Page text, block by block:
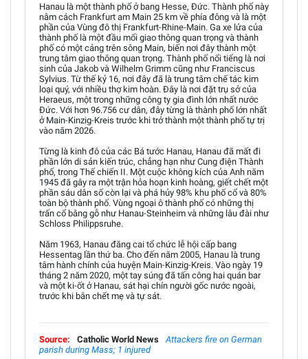
Hanau là một thành phố ở bang Hesse, Đức. Thành phố này
nằm cách Frankfurt am Main 25 km về phía đông và là một
phần của Vùng đô thị Frankfurt-Rhine-Main. Ga xe lửa của
thành phố là một đầu mối giao thông quan trọng và thành
phố có một cảng trên sông Main, biến nơi đây thành một
trung tâm giao thông quan trọng. Thành phố nổi tiếng là nơi
sinh của Jakob và Wilhelm Grimm cũng như Franciscus
Sylvius. Từ thế kỷ 16, nơi đây đã là trung tâm chế tác kim
loại quý, với nhiều thợ kim hoàn. Đây là nơi đặt trụ sở của
Heraeus, một trong những công ty gia đình lớn nhất nước
Đức. Với hơn 96.756 cư dân, đây từng là thành phố lớn nhất
ở Main-Kinzig-Kreis trước khi trở thành một thành phố tự trị
vào năm 2026.
Từng là kinh đô của các Bá tước Hanau, Hanau đã mất đi
phần lớn di sản kiến trúc, chẳng hạn như Cung điện Thành
phố, trong Thế chiến II. Một cuộc không kích của Anh năm
1945 đã gây ra một trận hỏa hoạn kinh hoàng, giết chết một
phần sáu dân số còn lại và phá hủy 98% khu phố cổ và 80%
toàn bộ thành phố. Vùng ngoại ô thành phố có những thị
trấn cổ bằng gỗ như Hanau-Steinheim và những lâu đài như
Schloss Philippsruhe.
Năm 1963, Hanau đăng cai tổ chức lễ hội cấp bang
Hessentag lần thứ ba. Cho đến năm 2005, Hanau là trung
tâm hành chính của huyện Main-Kinzig-Kreis. Vào ngày 19
tháng 2 năm 2020, một tay súng đã tấn công hai quán bar
và một ki-ốt ở Hanau, sát hại chín người gốc nước ngoài,
trước khi bắn chết mẹ và tự sát.
Source: Catholic World News
Attackers fire on German
parish during Mass; 1 injured